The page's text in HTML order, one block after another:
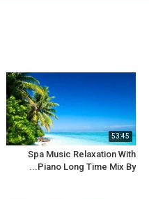
53:45
Spa Music Relaxation With
Piano Long Time Mix By...